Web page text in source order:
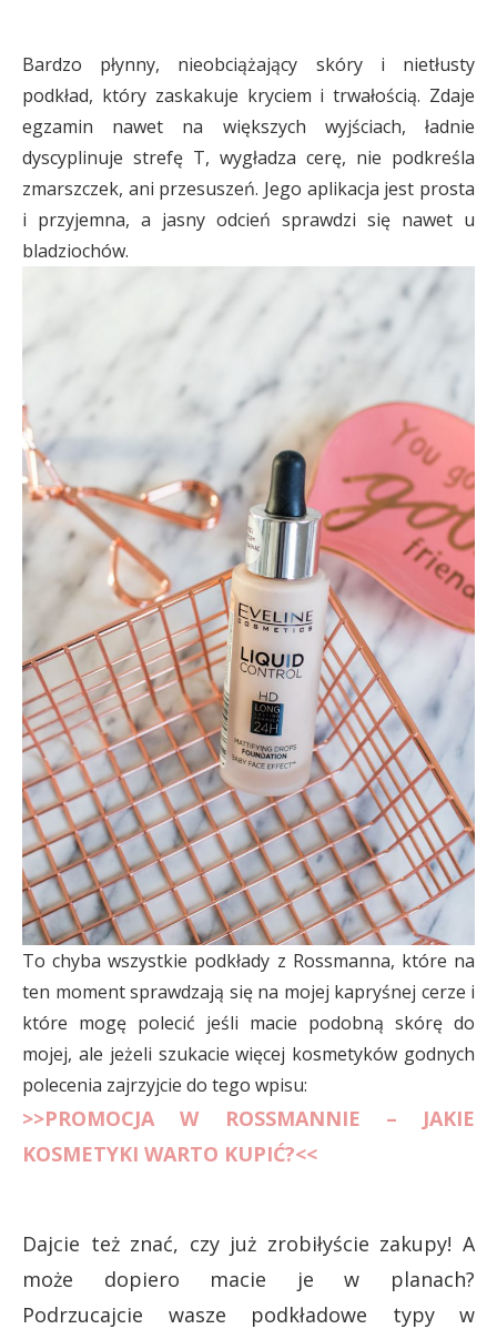
Bardzo płynny, nieobciążający skóry i nietłusty
podkład, który zaskakuje kryciem i trwałością. Zdaje
egzamin nawet na większych wyjściach, ładnie
dyscyplinuje strefę T, wygładza cerę, nie podkreśla
zmarszczek, ani przesuszeń. Jego aplikacja jest prosta
i przyjemna, a jasny odcień sprawdzi się nawet u
bladziochów.
To chyba wszystkie podkłady z Rossmanna, które na
ten moment sprawdzają się na mojej kapryśnej cerze i
które mogę polecić jeśli macie podobną skórę do
mojej, ale jeżeli szukacie więcej kosmetyków godnych
polecenia zajrzyjcie do tego wpisu:
>>PROMOCJA W ROSSMANNIE – JAKIE
KOSMETYKI WARTO KUPIĆ?<<
Dajcie też znać, czy już zrobiłyście zakupy! A
może dopiero macie je w planach?
Podrzucajcie wasze podkładowe typy w